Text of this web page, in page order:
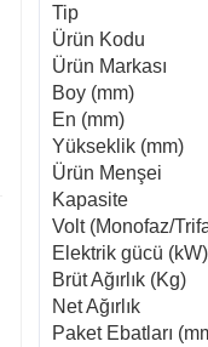
Tip
Ürün Kodu
Ürün Markası
Boy (mm)
En (mm)
Yükseklik (mm)
Ürün Menşei
Kapasite
Volt (Monofaz/
Elektrik gücü (kW)
Brüt Ağırlık (Kg)
Net Ağırlık
Paket Ebatları